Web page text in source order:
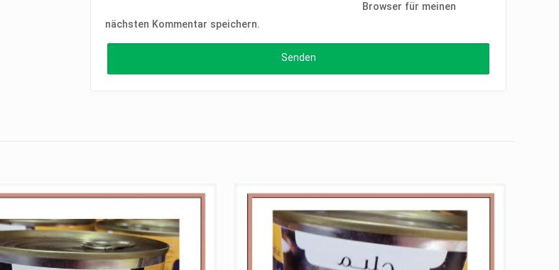
Browser für meinen
nächsten Kommentar speichern.